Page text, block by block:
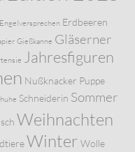
Engelversprechen Erdbeeren
Gießkanne Gläserner
Jahresfiguren
Nußknacker Puppe
Schneiderin Sommer
Weihnachten
Winter Wolle